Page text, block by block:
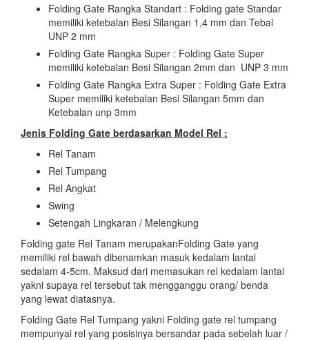
Folding Gate Rangka Standart : Folding gate Standar
memiliki ketebalan Besi Silangan 1,4 mm dan Tebal
UNP 2 mm
Folding Gate Rangka Super : Folding Gate Super
memiliki ketebalan Besi Silangan 2mm dan UNP 3 mm
Folding Gate Rangka Extra Super : Folding Gate Extra
Super memiliki ketebalan Besi Silangan 5mm dan
Ketebalan unp 3mm
Jenis Folding Gate berdasarkan Model Rel :
Rel Tanam
Rel Tumpang
Rel Angkat
Swing
Setengah Lingkaran / Melengkung
Folding gate Rel Tanam merupakanFolding Gate yang
memiliki rel bawah dibenamkan masuk kedalam lantai
sedalam 4-5cm. Maksud dari memasukan rel kedalam lantai
yakni supaya rel tersebut tak mengganggu orang/ benda
yang lewat diatasnya.
Folding Gate Rel Tumpang yakni Folding gate rel tumpang
mempunyai rel yang posisinya bersandar pada sebelah luar /